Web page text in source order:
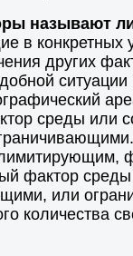
называют
в конкретных
других
ситуации
среды или
фактор
или
количества